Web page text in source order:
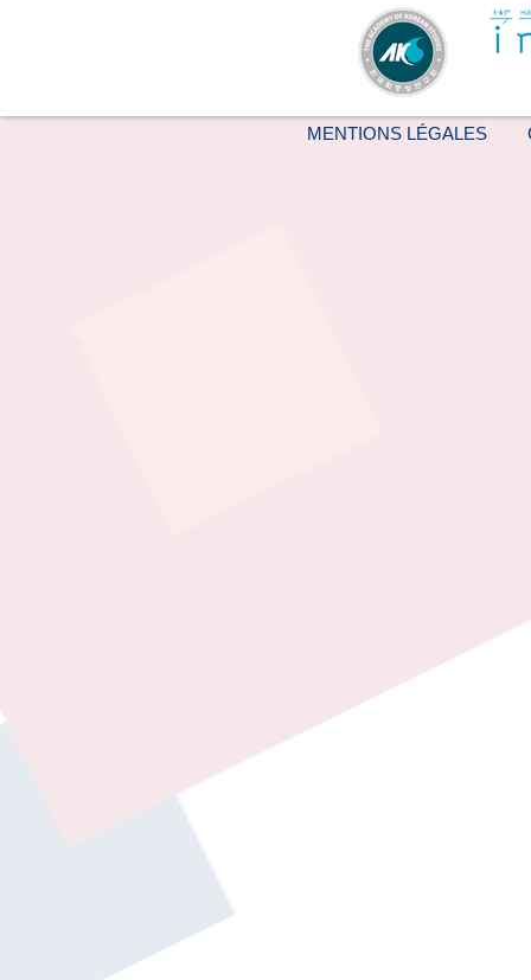
MENTIONS LÉGALES